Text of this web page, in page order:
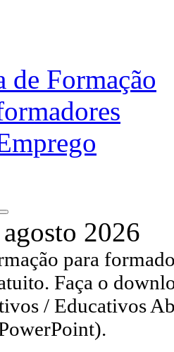
de Formação
2026
para
Faça o
/ Educativos